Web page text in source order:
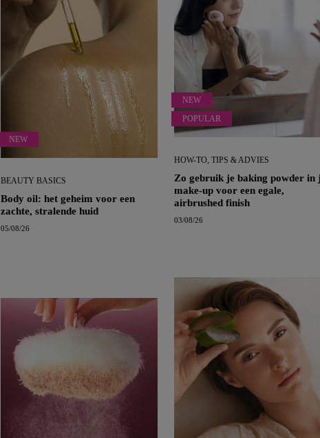
NEW
BEAUTY BASICS
Body oil: het geheim voor een
zachte, stralende huid
05/08/26
NEW
POPULAR
HOW-TO, TIPS & ADVIES
Zo gebruik je baking powder in
make-up voor een egale,
airbrushed finish
03/08/26